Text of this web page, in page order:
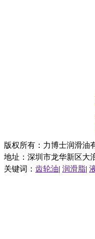
版权所有：力博士润滑
地址：深圳市龙华新区大
关键词： 齿轮油| 润滑脂|